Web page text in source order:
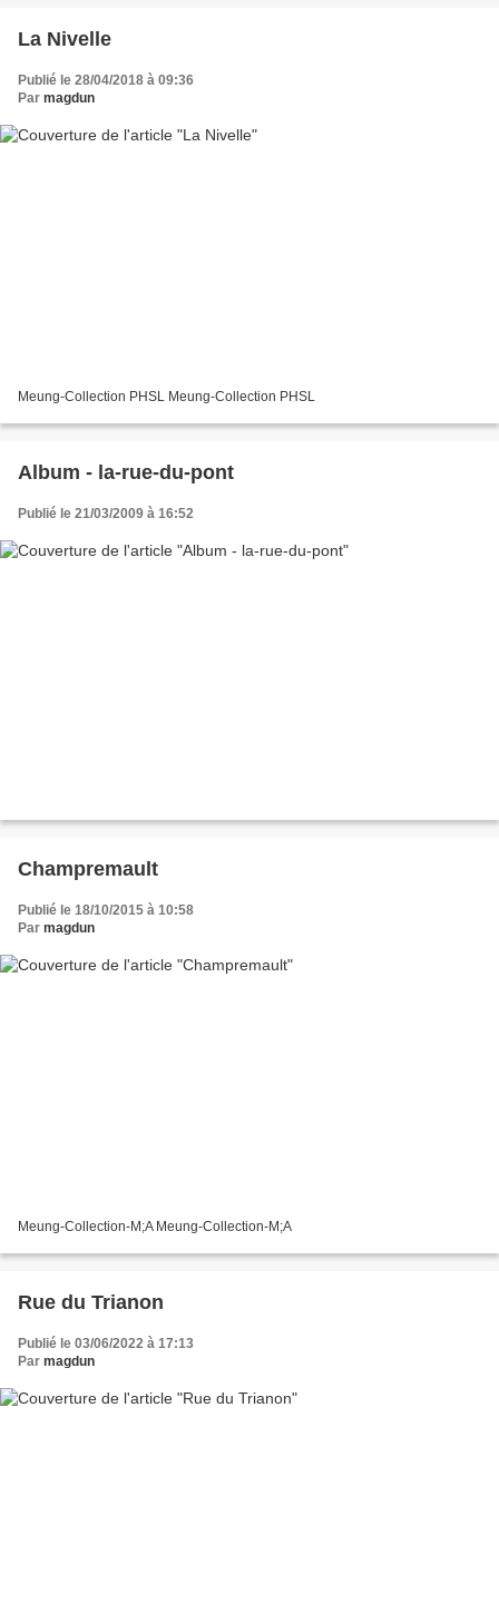
La Nivelle
Publié le 28/04/2018 à 09:36
Par magdun
Meung-Collection PHSL Meung-Collection PHSL
Album - la-rue-du-pont
Publié le 21/03/2009 à 16:52
Champremault
Publié le 18/10/2015 à 10:58
Par magdun
Meung-Collection-M;A Meung-Collection-M;A
Rue du Trianon
Publié le 03/06/2022 à 17:13
Par magdun